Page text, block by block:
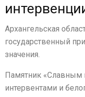
Архангельская
государственный
значения.
Памятник
интервентами и